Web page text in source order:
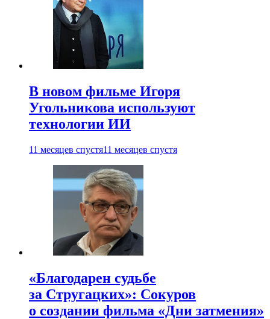
В новом фильме Игоря
Угольникова используют
технологии ИИ
11 месяцев спустя11 месяцев спустя
«Благодарен судьбе
за Стругацких»: Сокуров
о создании фильма «Дни затмения»